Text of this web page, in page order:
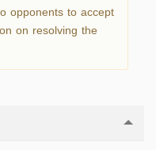
opponents to accept
on resolving the